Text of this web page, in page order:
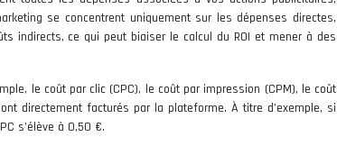
se concentrent uniquement sur les dépenses directes,
indirects, ce qui peut biaiser le calcul du ROI et mener à des
le coût par clic (CPC), le coût par impression (CPM), le coût
directement facturés par la plateforme. À titre d’exemple, si
s’élève à 0,50 €.